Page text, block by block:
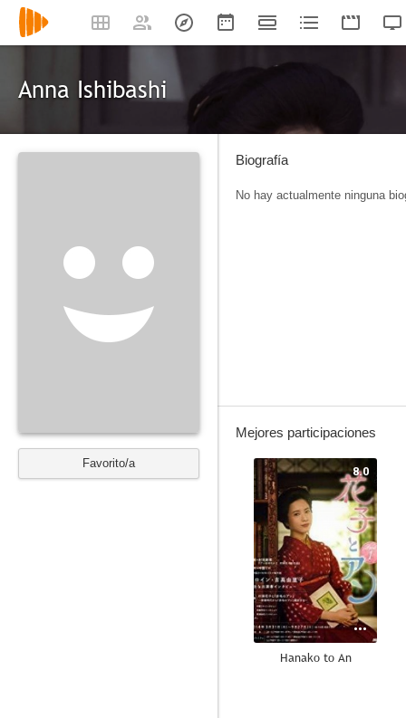
Anna Ishibashi
Favorito/a
Biografía
No hay actualmente ninguna
Mejores participaciones
8.0
Hanako to An